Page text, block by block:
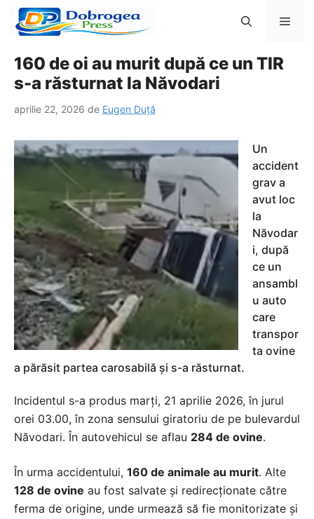
Sari
160 de oi au murit după ce un TIR
s-a răsturnat la Năvodari
aprilie 22, 2026 de Eugen Duță
Un
accident
grav a
avut loc
la
Năvodar
i, după
ce un
ansambl
u auto
care
transpor
ta ovine
a părăsit partea carosabilă și s-a răsturnat.
Incidentul s-a produs marți, 21 aprilie 2026, în jurul
orei 03.00, în zona sensului giratoriu de pe bulevardul
Năvodari. În autovehicul se aflau 284 de ovine.
În urma accidentului, 160 de animale au murit. Alte
128 de ovine au fost salvate și redirecționate către
ferma de origine, unde urmează să fie monitorizate și